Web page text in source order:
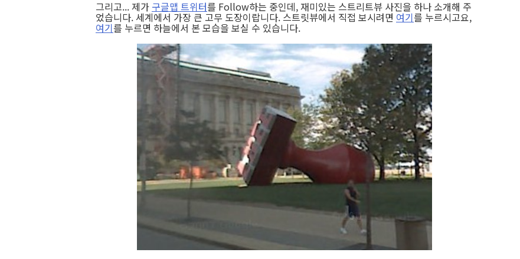
그리고... 제가 구글맵 트위터를 Follow하는 중인데, 재미있는 스트리트뷰 사진을 하나 소개해 주
었습니다. 세계에서 가장 큰 고무 도장이랍니다. 스트릿뷰에서 직접 보시려면 여기를 누르시고요,
여기를 누르면 하늘에서 본 모습을 보실 수 있습니다.